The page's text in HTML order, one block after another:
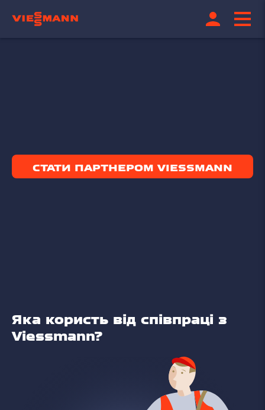
СТАТИ ПАРТНЕРОМ VIESSMANN
Яка користь від співпраці з
Viessmann?